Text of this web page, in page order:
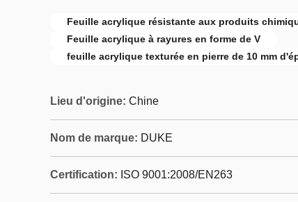
Feuille acrylique résistante aux produits
Feuille acrylique à rayures en forme de V
feuille acrylique texturée en pierre de 10 mm
Lieu d'origine: Chine
Nom de marque: DUKE
Certification: ISO 9001:2008/EN263